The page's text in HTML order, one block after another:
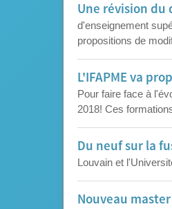
Une révision du
d'enseignement
propositions de
L'IFAPME va
Pour faire face à
2018! Ces
Du neuf sur la
Louvain et
Nouveau